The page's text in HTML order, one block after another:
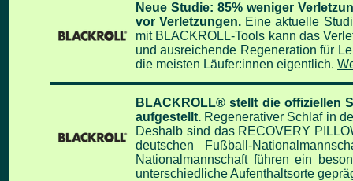
Neue Studie: 85% weniger
vor Verletzungen. Eine aktuelle
mit BLACKROLL-Tools kann das
und ausreichende Regeneration für
die meisten Läufer:innen eigentlich.
BLACKROLL® stellt die offiziellen
aufgestellt. Regenerativer Schlaf in
Deshalb sind das RECOVERY
deutschen Fußball-
Nationalmannschaft führen ein
unterschiedliche Aufenthaltsorte